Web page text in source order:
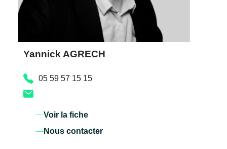
Yannick AGRECH
05 59 57 15 15
Voir la fiche
Nous contacter